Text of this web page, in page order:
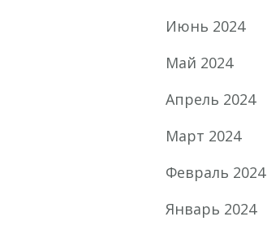
Июнь 2024
Май 2024
Апрель 2024
Март 2024
Февраль 2024
Январь 2024